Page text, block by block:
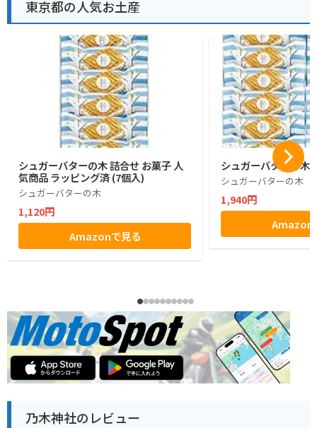
東京都の人気お土産
シュガーバターの木 詰合せ お菓子 人
気商品 ラッピング済 (7個入)
シュガーバターの木
1,120円
Amazonで見る
シュガーバターの木
シュガーバターの木
1,940円
Amazon
乃木神社のレビュー